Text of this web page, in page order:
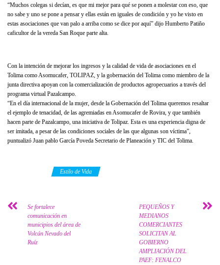
“Muchos colegas si decían, es que mi mejor para qué se ponen a molestar con eso, que
no sabe y uno se pone a pensar y ellas están en iguales de condición y yo he visto en
estas asociaciones que van palo a arriba como se dice por aquí” dijo Humberto Patiño
caficultor de la vereda San Roque parte alta.
Con la intención de mejorar los ingresos y la calidad de vida de asociaciones en el
Tolima como Asomucafer, TOLIPAZ, y la gobernación del Tolima como miembro de la
junta directiva apoyan con la comercialización de productos agropecuarios a través del
programa virtual Pazalcampo.
“En el día internacional de la mujer, desde la Gobernación del Tolima queremos resaltar
el ejemplo de tenacidad, de las agremiadas en Asomucafer de Rovira, y que también
hacen parte de Pazalcampo, una iniciativa de Tolipaz. Esta es una experiencia digna de
ser imitada, a pesar de las condiciones sociales de las que algunas son víctima”,
puntualizó Juan pablo García Poveda Secretario de Planeación y TIC del Tolima.
Estilo de Vida
Se fortalece
comunicación en
municipios del área de
Volcán Nevado del
Ruíz
PEQUEÑOS Y
MEDIANOS
COMERCIANTES
SOLICITAN AL
GOBIERNO
AMPLIACIÓN DEL
PAEF: FENALCO